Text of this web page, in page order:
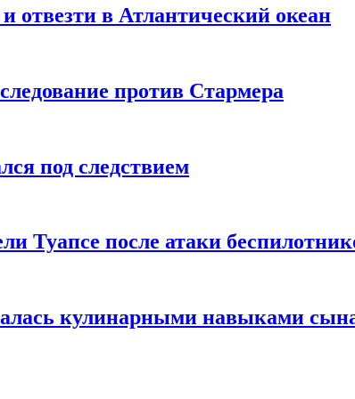
в Атлантический океан
против Стармера
под следствием
Туапсе после атаки
кулинарными навыками